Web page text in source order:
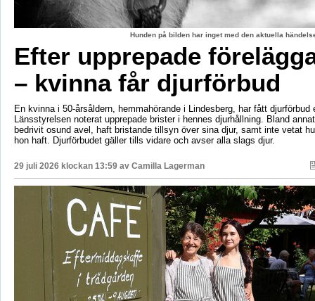
Hunden på bilden har inget med den aktuella
Efter upprepade
– kvinna får djurförbud
En kvinna i 50-årsåldern, hemmahörande i Lindesberg, har fått djurförbud
Länsstyrelsen noterat upprepade brister i hennes djurhållning. Bland
bedrivit osund avel, haft bristande tillsyn över sina djur, samt inte vetat
hon haft. Djurförbudet gäller tills vidare och avser alla slags djur.
29 juli 2026 klockan 13:59 av Camilla Lagerman